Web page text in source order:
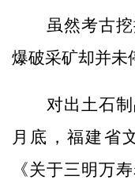
虽然考古挖
爆破采矿却并未
对出土石制
月底，福建省
《关于三明万